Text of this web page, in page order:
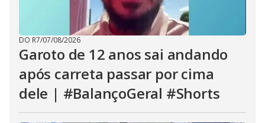
DO R7/07/08/2026
Garoto de 12 anos sai andando
após carreta passar por cima
dele | #BalançoGeral #Shorts